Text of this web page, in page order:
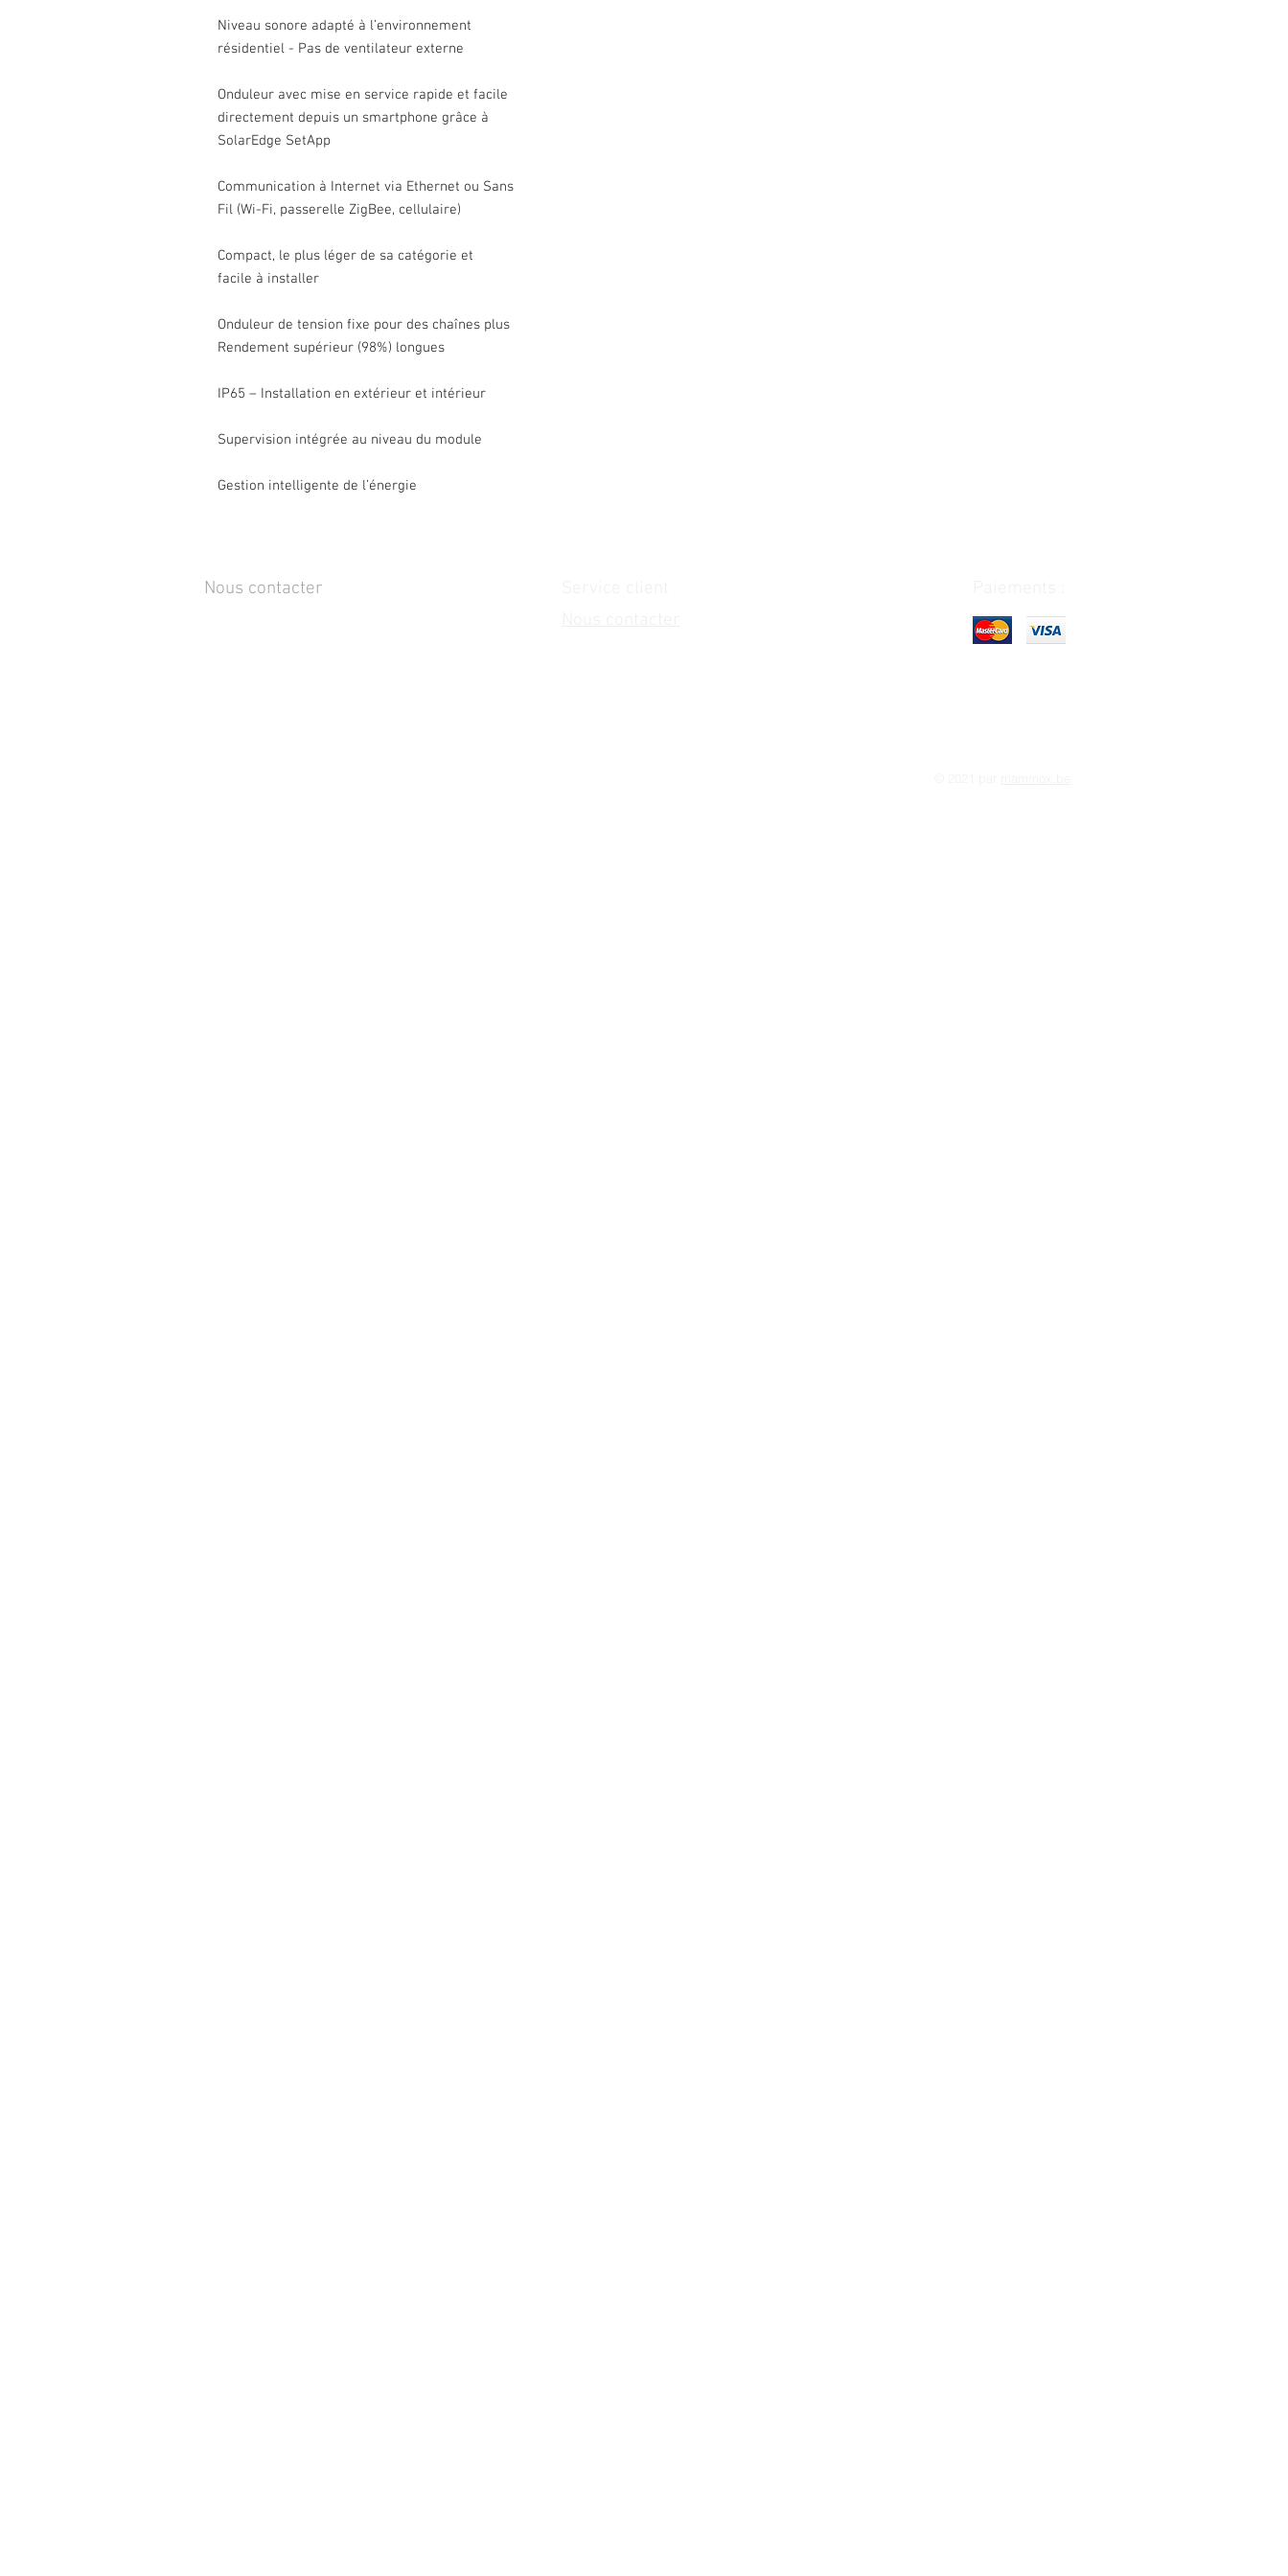
Niveau sonore adapté à l’environnement
résidentiel - Pas de ventilateur externe
Onduleur avec mise en service rapide et facile
directement depuis un smartphone grâce à
SolarEdge SetApp
Communication à Internet via Ethernet ou Sans
Fil (Wi-Fi, passerelle ZigBee, cellulaire)
Compact, le plus léger de sa catégorie et
facile à installer
Onduleur de tension fixe pour des chaînes plus
Rendement supérieur (98%) longues
IP65 – Installation en extérieur et intérieur
Supervision intégrée au niveau du module
Gestion intelligente de l’énergie
Nous contacter